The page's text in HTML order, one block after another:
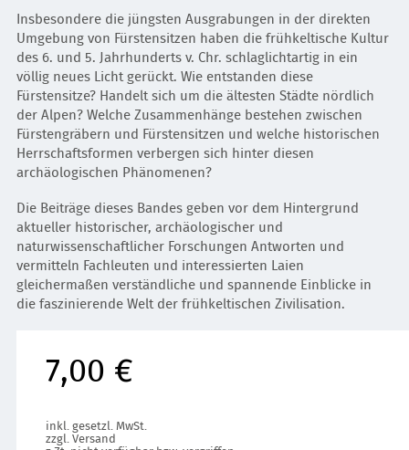
Insbesondere die jüngsten Ausgrabungen in der direkten
Umgebung von Fürstensitzen haben die frühkeltische Kultur
des 6. und 5. Jahrhunderts v. Chr. schlaglichtartig in ein
völlig neues Licht gerückt. Wie entstanden diese
Fürstensitze? Handelt sich um die ältesten Städte nördlich
der Alpen? Welche Zusammenhänge bestehen zwischen
Fürstengräbern und Fürstensitzen und welche historischen
Herrschaftsformen verbergen sich hinter diesen
archäologischen Phänomenen?
Die Beiträge dieses Bandes geben vor dem Hintergrund
aktueller historischer, archäologischer und
naturwissenschaftlicher Forschungen Antworten und
vermitteln Fachleuten und interessierten Laien
gleichermaßen verständliche und spannende Einblicke in
die faszinierende Welt der frühkeltischen Zivilisation.
7,00 €
inkl. gesetzl. MwSt.
zzgl. Versand